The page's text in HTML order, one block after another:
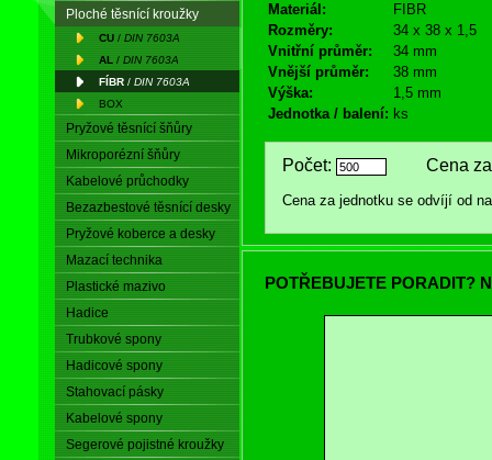
Ploché těsnící kroužky
CU / DIN 7603A
AL / DIN 7603A
FÍBR / DIN 7603A
BOX
Pryžové těsnící šňůry
Mikroporézní šňůry
Kabelové průchodky
Bezazbestové těsnící desky
Pryžové koberce a desky
Mazací technika
Plastické mazivo
Hadice
Trubkové spony
Hadicové spony
Stahovací pásky
Kabelové spony
Segerové pojistné kroužky
Materiál:
FIBR
Rozměry:
34 x 38 x 1,5
Vnitřní průměr:
34 mm
Vnější průměr:
38 mm
Výška:
1,5 mm
Jednotka / balení: ks
Počet: Cena za
Cena za jednotku se odvíjí od
POTŘEBUJETE PORADIT?